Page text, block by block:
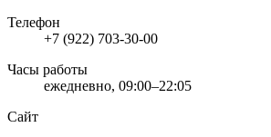
Телефон
+7 (922) 703-30-00
Часы работы
ежедневно, 09:00–22:05
Сайт